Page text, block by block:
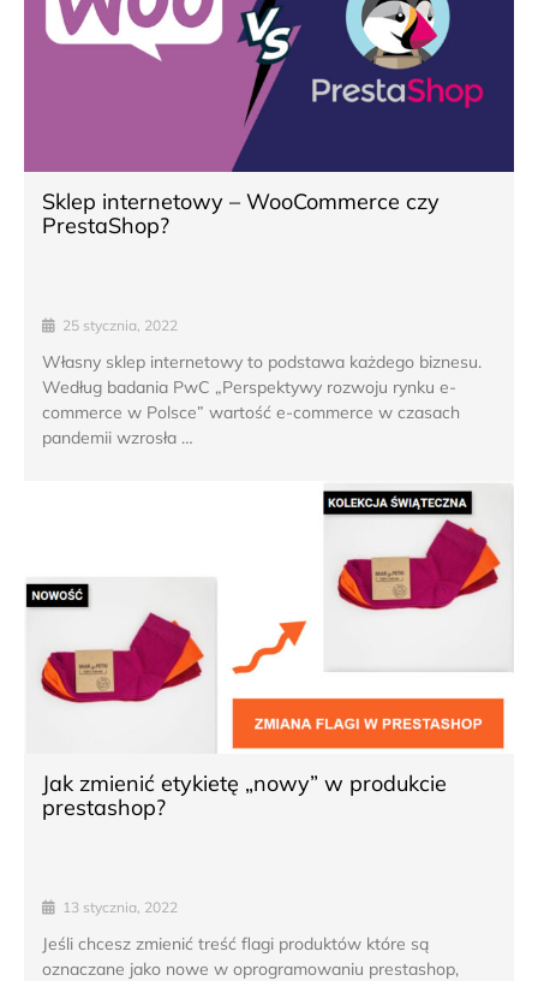
Sklep internetowy – WooCommerce czy
PrestaShop?
25 stycznia, 2022
Własny sklep internetowy to podstawa każdego biznesu.
Według badania PwC „Perspektywy rozwoju rynku e-
commerce w Polsce” wartość e-commerce w czasach
pandemii wzrosła …
Jak zmienić etykietę „nowy” w produkcie
prestashop?
13 stycznia, 2022
Jeśli chcesz zmienić treść flagi produktów które są
oznaczane jako nowe w oprogramowaniu prestashop,